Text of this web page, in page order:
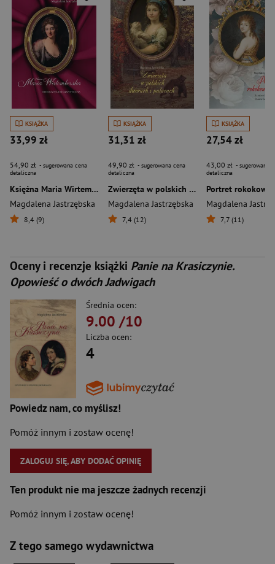
KSIĄŻKA
33,99 zł
54,90 zł - sugerowana cena
detaliczna
Księżna Maria Wirtemberska. Rozważna i romantyczna
Magdalena Jastrzębska
8,4 (9)
KSIĄŻKA
31,31 zł
49,90 zł - sugerowana cena
detaliczna
Zwierzęta w polskich dworach i pałacach
Magdalena Jastrzębska
7,4 (12)
KSIĄŻKA
27,54 zł
43,00 zł - sugerowana
detaliczna
Magdalena
7,7 (11)
Oceny i recenzje książki Panie na Krasiczynie.
Opowieść o dwóch Jadwigach
Średnia ocen:
9.00 /10
Liczba ocen:
4
Powiedz nam, co myślisz!
Pomóż innym i zostaw ocenę!
ZALOGUJ SIĘ, ABY DODAĆ OPINIĘ
Ten produkt nie ma jeszcze żadnych recenzji
Pomóż innym i zostaw ocenę!
Z tego samego wydawnictwa